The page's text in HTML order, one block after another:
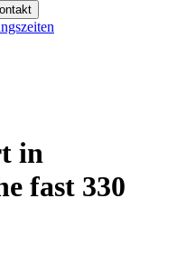
in
fast 330